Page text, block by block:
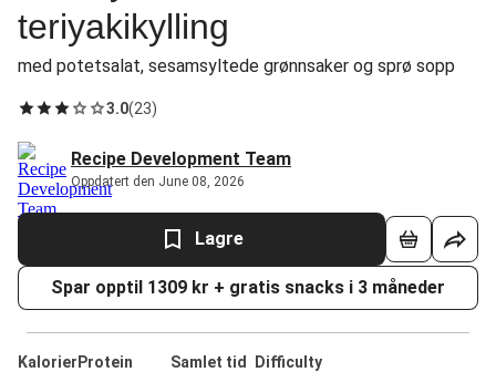
teriyakikylling
med potetsalat, sesamsyltede grønnsaker og sprø sopp
3.0(23)
Recipe Development Team
Oppdatert den June 08, 2026
Lagre
Spar opptil 1309 kr + gratis snacks i 3 måneder
Kalorier Protein
Samlet tid
Difficulty